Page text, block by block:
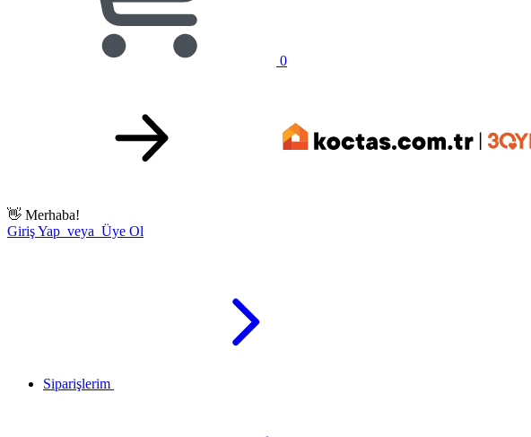
0
👋 Merhaba!
Giriş Yap veya Üye Ol
Siparişlerim